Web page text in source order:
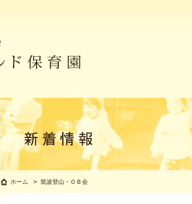
筑波登山・ＯＢ会
ホーム > 筑波登山・ＯＢ会